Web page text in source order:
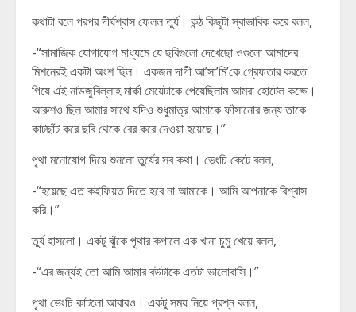
কথাটা বলে পরপর দীর্ঘশ্বাস ফেলল তুর্য। কন্ঠ কিছুটা স্বাভাবিক করে বলল,
-“সামাজিক যোগাযোগ মাধ্যমে যে ছবিগুলো দেখেছো ওগুলো আমাদের
মিশনেরই একটা অংশ ছিল। একজন দাগী আ’সা’মি’কে গ্রেফতার করতে
গিয়ে এই নাউজুবিল্লাহ মার্কা মেয়েটাকে পেয়েছিলাম আমরা হোটেল কক্ষে।
আরুশও ছিল আমার সাথে যদিও শুধুমাত্র আমাকে ফাঁসানোর জন্য তাকে
কাটছাঁট করে ছবি থেকে বের করে দেওয়া হয়েছে।”
পৃথা মনোযোগ দিয়ে শুনলো তুর্যের সব কথা। ভেংচি কেটে বলল,
-“হয়েছে এত কইফিয়ত দিতে হবে না আমাকে। আমি আপনাকে বিশ্বাস
করি।”
তুর্য হাসলো। একটু ঝুঁকে পৃথার কপালে এক খানা চুমু খেয়ে বলল,
-“এর জন্যই তো আমি আমার বউটাকে এতটা ভালোবাসি।”
পৃথা ভেংচি কাটলো আবারও। একটু সময় নিয়ে প্রশ্ন বলল,